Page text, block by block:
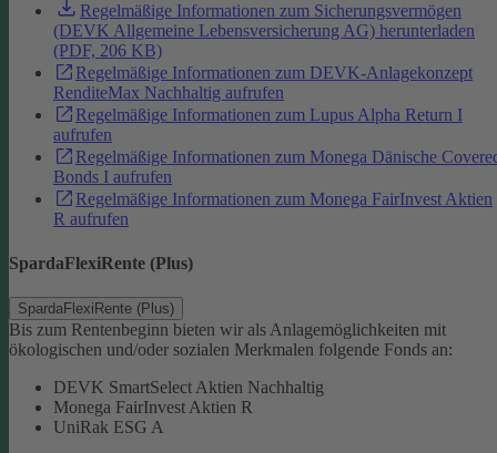
Regelmäßige Informationen zum Sicherungsvermögen
(DEVK Allgemeine Lebensversicherung AG) herunterladen
(PDF, 206 KB)
Regelmäßige Informationen zum DEVK-Anlagekonzept
RenditeMax Nachhaltig aufrufen
Regelmäßige Informationen zum Lupus Alpha Return I
aufrufen
Regelmäßige Informationen zum Monega Dänische
Bonds I aufrufen
Regelmäßige Informationen zum Monega FairInvest Aktien
R aufrufen
SpardaFlexiRente (Plus)
SpardaFlexiRente (Plus)
Bis zum Rentenbeginn bieten wir als Anlagemöglichkeiten mit
ökologischen und/oder sozialen Merkmalen folgende Fonds an:
DEVK SmartSelect Aktien Nachhaltig
Monega FairInvest Aktien R
UniRak ESG A